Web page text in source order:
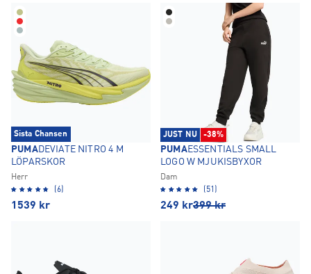
Sista Chansen
PUMADEVIATE NITRO 4 M
LÖPARSKOR
Herr
(6)
1539 kr
JUST NU -38%
PUMAESSENTIALS SMALL
LOGO W MJUKISBYXOR
Dam
(51)
249 kr399 kr